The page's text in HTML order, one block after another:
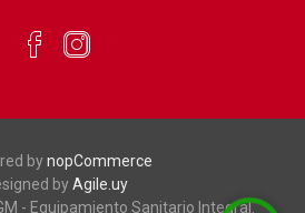
bynopCommerce
byAgile.uy
- Equipamiento Sanitario Integral.